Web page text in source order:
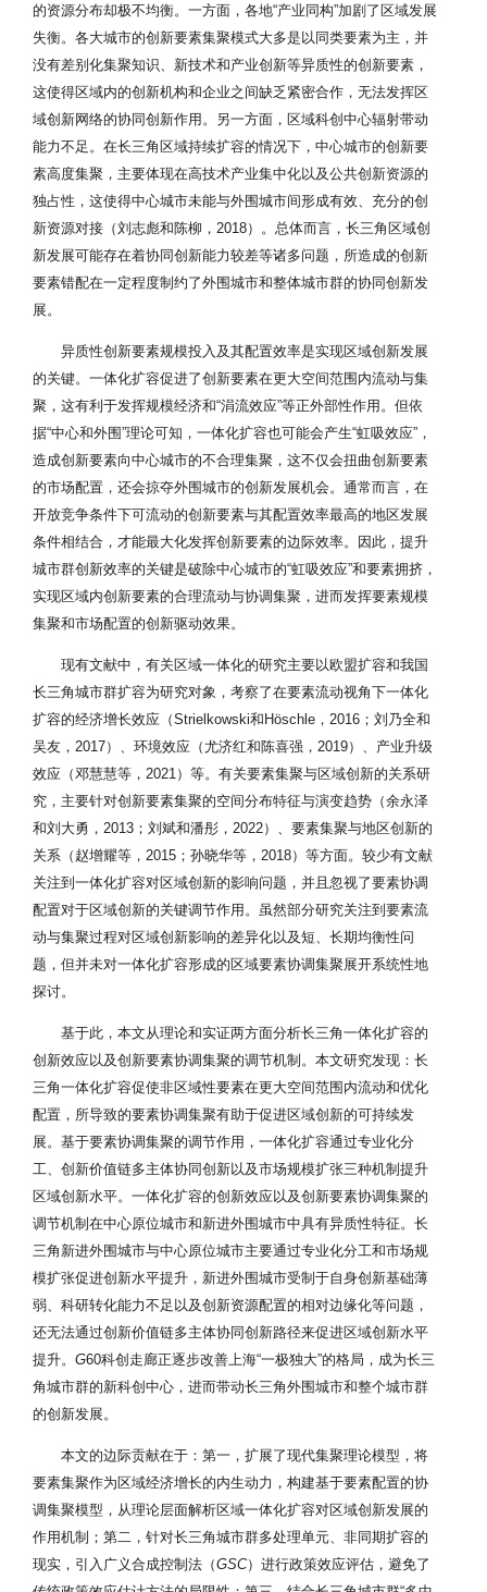
的资源分布却极不均衡。一方面，各地“产业同构”加剧了区域发展
失衡。各大城市的创新要素集聚模式大多是以同类要素为主，并
没有差别化集聚知识、新技术和产业创新等异质性的创新要素，
这使得区域内的创新机构和企业之间缺乏紧密合作，无法发挥区
域创新网络的协同创新作用。另一方面，区域科创中心辐射带动
能力不足。在长三角区域持续扩容的情况下，中心城市的创新要
素高度集聚，主要体现在高技术产业集中化以及公共创新资源的
独占性，这使得中心城市未能与外围城市间形成有效、充分的创
新资源对接（刘志彪和陈柳，2018）。总体而言，长三角区域创
新发展可能存在着协同创新能力较差等诸多问题，所造成的创新
要素错配在一定程度制约了外围城市和整体城市群的协同创新发
展。
异质性创新要素规模投入及其配置效率是实现区域创新发展
的关键。一体化扩容促进了创新要素在更大空间范围内流动与集
聚，这有利于发挥规模经济和“涓流效应”等正外部性作用。但依
据“中心和外围”理论可知，一体化扩容也可能会产生“虹吸效应”，
造成创新要素向中心城市的不合理集聚，这不仅会扭曲创新要素
的市场配置，还会掠夺外围城市的创新发展机会。通常而言，在
开放竞争条件下可流动的创新要素与其配置效率最高的地区发展
条件相结合，才能最大化发挥创新要素的边际效率。因此，提升
城市群创新效率的关键是破除中心城市的“虹吸效应”和要素拥挤，
实现区域内创新要素的合理流动与协调集聚，进而发挥要素规模
集聚和市场配置的创新驱动效果。
现有文献中，有关区域一体化的研究主要以欧盟扩容和我国
长三角城市群扩容为研究对象，考察了在要素流动视角下一体化
扩容的经济增长效应（Strielkowski和Höschle，2016；刘乃全和
吴友，2017）、环境效应（尤济红和陈喜强，2019）、产业升级
效应（邓慧慧等，2021）等。有关要素集聚与区域创新的关系研
究，主要针对创新要素集聚的空间分布特征与演变趋势（余永泽
和刘大勇，2013；刘斌和潘彤，2022）、要素集聚与地区创新的
关系（赵增耀等，2015；孙晓华等，2018）等方面。较少有文献
关注到一体化扩容对区域创新的影响问题，并且忽视了要素协调
配置对于区域创新的关键调节作用。虽然部分研究关注到要素流
动与集聚过程对区域创新影响的差异化以及短、长期均衡性问
题，但并未对一体化扩容形成的区域要素协调集聚展开系统性地
探讨。
基于此，本文从理论和实证两方面分析长三角一体化扩容的
创新效应以及创新要素协调集聚的调节机制。本文研究发现：长
三角一体化扩容促使非区域性要素在更大空间范围内流动和优化
配置，所导致的要素协调集聚有助于促进区域创新的可持续发
展。基于要素协调集聚的调节作用，一体化扩容通过专业化分
工、创新价值链多主体协同创新以及市场规模扩张三种机制提升
区域创新水平。一体化扩容的创新效应以及创新要素协调集聚的
调节机制在中心原位城市和新进外围城市中具有异质性特征。长
三角新进外围城市与中心原位城市主要通过专业化分工和市场规
模扩张促进创新水平提升，新进外围城市受制于自身创新基础薄
弱、科研转化能力不足以及创新资源配置的相对边缘化等问题，
还无法通过创新价值链多主体协同创新路径来促进区域创新水平
提升。G60科创走廊正逐步改善上海“一极独大”的格局，成为长三
角城市群的新科创中心，进而带动长三角外围城市和整个城市群
的创新发展。
本文的边际贡献在于：第一，扩展了现代集聚理论模型，将
要素集聚作为区域经济增长的内生动力，构建基于要素配置的协
调集聚模型，从理论层面解析区域一体化扩容对区域创新发展的
作用机制；第二，针对长三角城市群多处理单元、非同期扩容的
现实，引入广义合成控制法（GSC）进行政策效应评估，避免了